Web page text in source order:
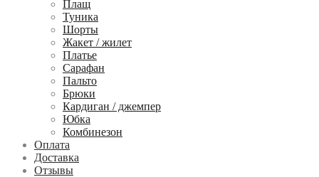
Плащ
Туника
Шорты
Жакет / жилет
Платье
Сарафан
Пальто
Брюки
Кардиган / джемпер
Юбка
Комбинезон
Оплата
Доставка
Отзывы